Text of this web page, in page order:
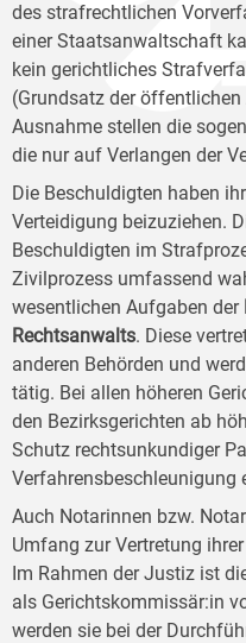
des strafrechtlichen
einer Staatsanwaltschaft
kein gerichtliches
(Grundsatz der
Ausnahme stellen die
die nur auf Verlangen der
Die Beschuldigten haben
Verteidigung beizuziehen.
Beschuldigten im
Zivilprozess umfassend
wesentlichen Aufgaben der
Rechtsanwalts. Diese
anderen Behörden und
tätig. Bei allen höheren
den Bezirksgerichten ab
Schutz rechtsunkundiger
Auch Notarinnen bzw.
Umfang zur Vertretung
Im Rahmen der Justiz ist
als Gerichtskommissär:in
werden sie bei der